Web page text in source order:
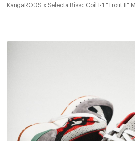
KangaROOS x Selecta Bisso Coil R1 "Trout II"